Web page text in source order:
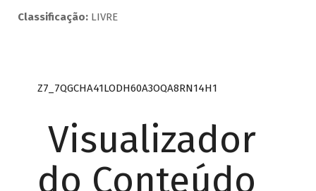
Classificação:LIVRE
Z7_7QGCHA41LODH60A3OQA8RN14H1
Visualizador
do Conteúdo